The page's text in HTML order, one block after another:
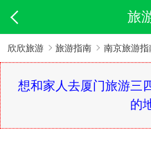
旅
欣欣旅游 旅游指南 南京旅游指
想和家人去厦门旅游三
的